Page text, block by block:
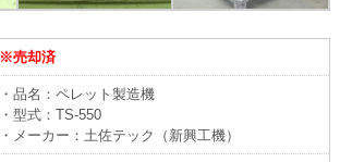
※売却済
・品名：ペレット製造機
・型式：TS-550
・メーカー：土佐テック（新興工機）